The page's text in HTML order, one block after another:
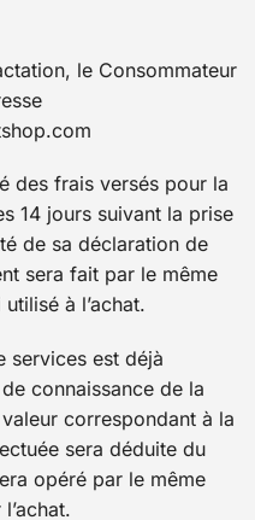
le Consommateur
des frais versés pour la
14 jours suivant la prise
de sa déclaration de
sera fait par le même
à l’achat.
services est déjà
connaissance de la
correspondant à la
sera déduite du
opéré par le même